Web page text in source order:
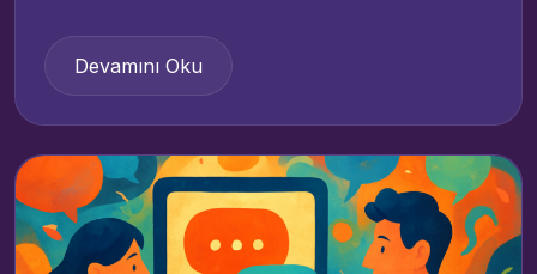
Devamını Oku